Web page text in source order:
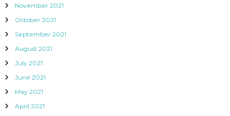
November 2021
October 2021
September 2021
August 2021
July 2021
June 2021
May 2021
April 2021